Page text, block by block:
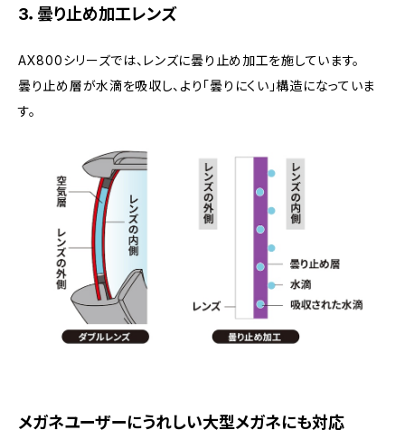
3．曇り止め加工レンズ
AX800シリーズでは、レンズに曇り止め加工を施しています。
曇り止め層が水滴を吸収し、より「曇りにくい」構造になっていま
す。
メガネユーザーにうれしい大型メガネにも対応